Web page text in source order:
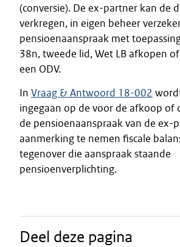
(conversie). De ex-partner kan de
verkregen, in eigen beheer
pensioenaanspraak met
38n, tweede lid, Wet LB afkopen
een ODV.
In Vraag & Antwoord 18-002
ingegaan op de voor de afkoop of
de pensioenaanspraak van de ex-
aanmerking te nemen fiscale
tegenover die aanspraak staande
pensioenverplichting.
Deel deze pagina